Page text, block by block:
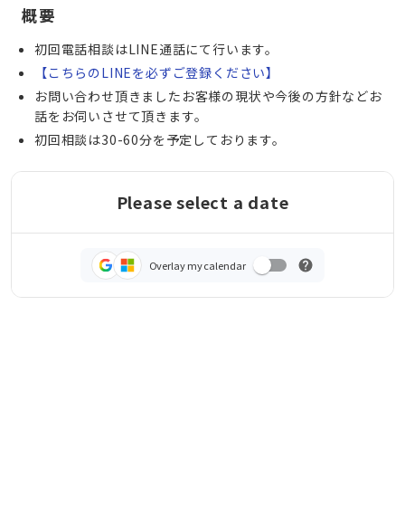
概要
初回電話相談はLINE通話にて行います。
【こちらのLINEを必ずご登録ください】
お問い合わせ頂きましたお客様の現状や今後の方針などお
話をお伺いさせて頂きます。
初回相談は30-60分を予定しております。
Please select a date
Overlay my calendar